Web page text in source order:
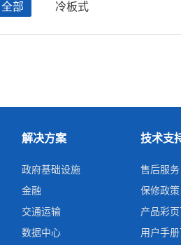
全部 冷板式
解决方案
政府基础设施
金融
交通运输
数据中心
技术支
售后服务
保修政策
产品彩
用户手